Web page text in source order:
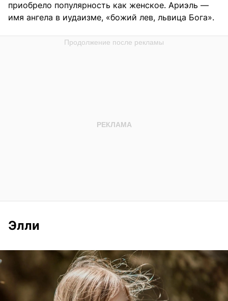
приобрело популярность как женское. Ариэль —
имя ангела в иудаизме, «божий лев, львица Бога».
Элли